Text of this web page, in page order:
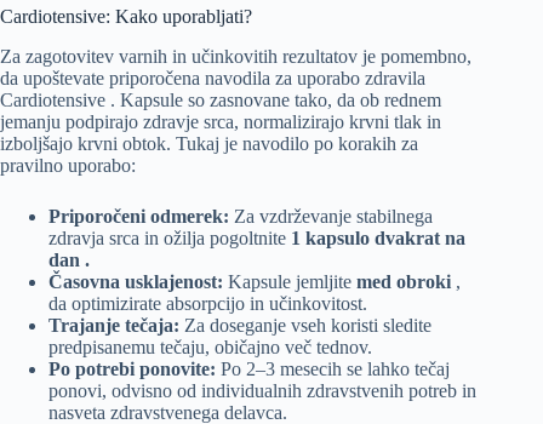
Cardiotensive: Kako uporabljati?
Za zagotovitev varnih in učinkovitih rezultatov je pomembno,
da upoštevate priporočena navodila za uporabo zdravila
Cardiotensive . Kapsule so zasnovane tako, da ob rednem
jemanju podpirajo zdravje srca, normalizirajo krvni tlak in
izboljšajo krvni obtok. Tukaj je navodilo po korakih za
pravilno uporabo:
Priporočeni odmerek: Za vzdrževanje stabilnega
zdravja srca in ožilja pogoltnite 1 kapsulo dvakrat na
dan .
Časovna usklajenost: Kapsule jemljite med obroki ,
da optimizirate absorpcijo in učinkovitost.
Trajanje tečaja: Za doseganje vseh koristi sledite
predpisanemu tečaju, običajno več tednov.
Po potrebi ponovite: Po 2–3 mesecih se lahko tečaj
ponovi, odvisno od individualnih zdravstvenih potreb in
nasveta zdravstvenega delavca.